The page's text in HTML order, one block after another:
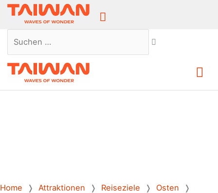
Above
Suchen …
Home ❭ Attraktionen ❭ Reiseziele ❭ Osten ❭